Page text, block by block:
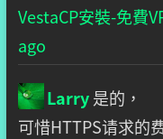
VestaCP安裝-免費
ago
Larry 是的，
可惜HTTPS请求的